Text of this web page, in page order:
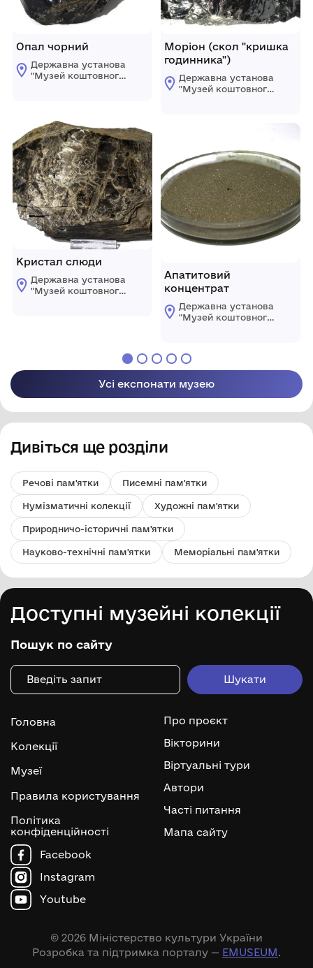
Опал чорний
Державна установа
"Музей коштовного і
Кристал слюди
Державна установа
"Музей коштовного і
Моріон (скол "кришка
годинника")
Державна установа
"Музей коштовного і
Апатитовий
концентрат
Державна установа
"Музей коштовного і
Усі експонати музею
Дивіться ще розділи
Речові пам'ятки Писемні пам'ятки
Нумізматичні колекції Художні пам'ятки
Природничо-історичні пам'ятки
Науково-технічні пам'ятки Меморіальні пам'ятки
Доступні музейні колекції
Пошук по сайту
Головна
Колекції
Музеї
Правила користування
Політика
конфіденційності
Про проєкт
Вікторини
Віртуальні тури
Автори
Часті питання
Мапа сайту
Facebook
Instagram
Youtube
© 2026 Міністерство культури України
Розробка та підтримка порталу — EMUSEUM .